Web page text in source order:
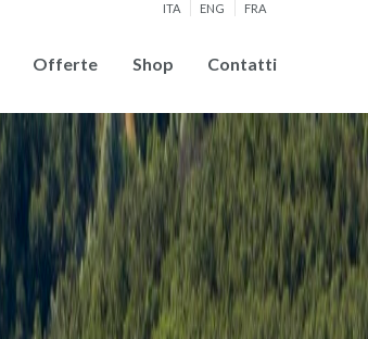
ITA ENG FRA
Offerte Shop Contatti